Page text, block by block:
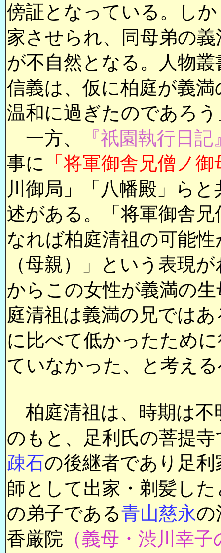
傍証となっている。し
家させられ、同母弟の
が不自然となる。人物
信義は、仮に柏庭が義
温和に過ぎたのであろ
一方、
『祇園執行日記
事に 「将軍御舎兄僧ノ
川御局」「八幡殿」ら
述がある。「将軍御舎
なれば柏庭清祖の可能
（母親）」という表現
からこの女性が義満の
庭清祖は義満の兄では
に比べて低かったため
ていなかった、と考え
柏庭清祖は、時期は不
のもと、足利氏の菩提
疎石の後継者であり足
師として出家・剃髪し
の弟子である青山慈永の
香厳院 （義母・渋川幸